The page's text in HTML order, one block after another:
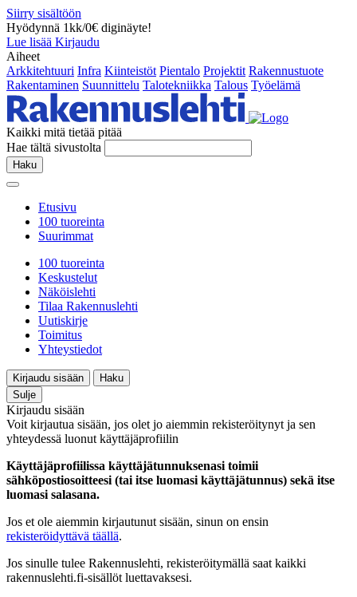
Siirry sisältöön
Hyödynnä 1kk/0€ diginäyte!
Lue lisää Kirjaudu
Aiheet
Arkkitehtuuri Infra Kiinteistöt Pientalo Projektit Rakennustuote
Rakentaminen Suunnittelu Talotekniikka Talous Työelämä
Kaikki mitä tietää pitää
Hae tältä sivustolta
Haku
Etusivu
100 tuoreinta
Suurimmat
100 tuoreinta
Keskustelut
Näköislehti
Tilaa Rakennuslehti
Uutiskirje
Toimitus
Yhteystiedot
Kirjaudu sisään
Haku
Sulje
Kirjaudu sisään
Voit kirjautua sisään, jos olet jo aiemmin rekisteröitynyt ja sen
yhteydessä luonut käyttäjäprofiilin
Käyttäjäprofiilissa käyttäjätunnuksenasi toimii
sähköpostiosoitteesi (tai itse luomasi käyttäjätunnus) sekä itse
luomasi salasana.
Jos et ole aiemmin kirjautunut sisään, sinun on ensin
rekisteröidyttävä täällä.
Jos sinulle tulee Rakennuslehti, rekisteröitymällä saat kaikki
rakennuslehti.fi-sisällöt luettavaksesi.